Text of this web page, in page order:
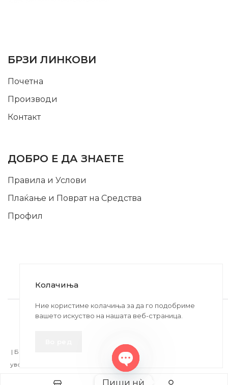
БРЗИ ЛИНКОВИ
Почетна
Производи
Контакт
ДОБРО Е ДА ЗНАЕТЕ
Правила и Услови
Плаќање и Поврат на Средства
Профил
2020-2024 © MB DISKONT. Изработено од
БРАМИТ ДООЕЛ
| БРАЌА МИНКОВИ 57, 2400 СТРУМИЦА | ДПТУ
увоз-извоз Струмица Д.Б.: MK4027005146330 | ЕМБС: 6030530 |
Колачиња
Ние користиме колачиња за да го подобриме
вашето искуство на нашата веб-страница.
Пиши нѝ
Open
chaty